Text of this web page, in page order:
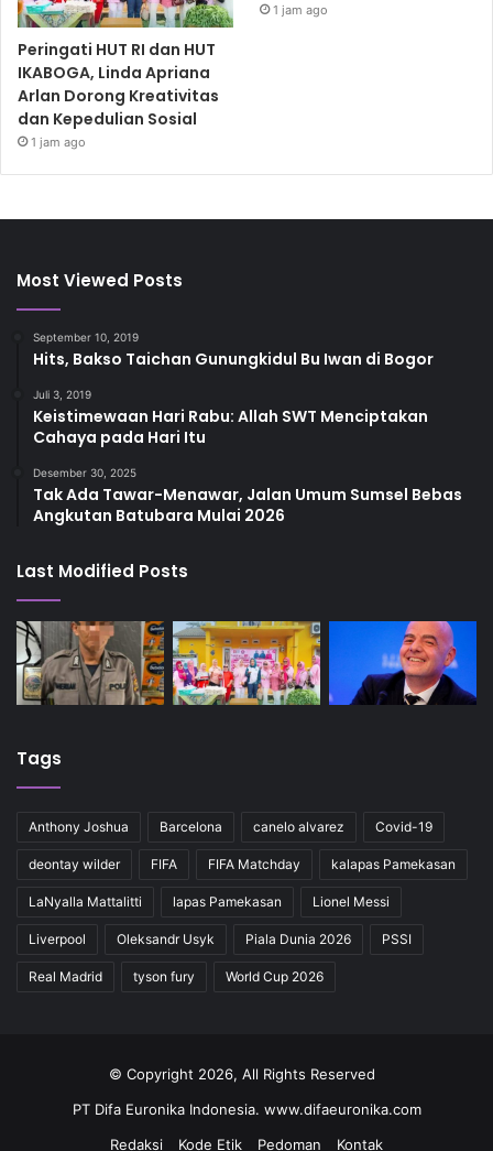
Peringati HUT RI dan HUT
IKABOGA, Linda Apriana
Arlan Dorong Kreativitas
dan Kepedulian Sosial
1 jam ago
1 jam ago
Most Viewed Posts
September 10, 2019
Hits, Bakso Taichan Gunungkidul Bu Iwan di Bogor
Juli 3, 2019
Keistimewaan Hari Rabu: Allah SWT Menciptakan
Cahaya pada Hari Itu
Desember 30, 2025
Tak Ada Tawar-Menawar, Jalan Umum Sumsel Bebas
Angkutan Batubara Mulai 2026
Last Modified Posts
Tags
Anthony Joshua Barcelona canelo alvarez Covid-19
deontay wilder FIFA FIFA Matchday kalapas Pamekasan
LaNyalla Mattalitti lapas Pamekasan Lionel Messi
Liverpool Oleksandr Usyk Piala Dunia 2026 PSSI
Real Madrid tyson fury World Cup 2026
© Copyright 2026, All Rights Reserved
PT Difa Euronika Indonesia. www.difaeuronika.com
Redaksi
Kode Etik Pedoman Kontak